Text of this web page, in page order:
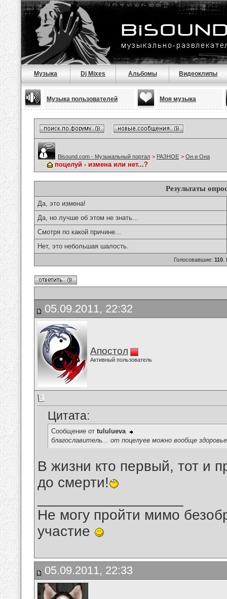
Музыка Dj Mixes Альбомы Видеоклипы
Музыка пользователей Моя музыка
Bisound.com - Музыкальный портал > РАЗНОЕ > Он и Она
поцелуй - измена или нет...?
Результаты
Да, это измена!
Да, но лучше об этом не знать...
Смотря по какой причине...
Нет, это небольшая шалость.
Голосовавшие: 110
05.09.2011, 22:32
Апостол
Активный пользователь
Цитата:
Сообщение от tululueva
благославитель... от поцелуев можно вообще
В жизни кто первый, тот и
до смерти!
Не могу пройти мимо
участие
05.09.2011, 22:33